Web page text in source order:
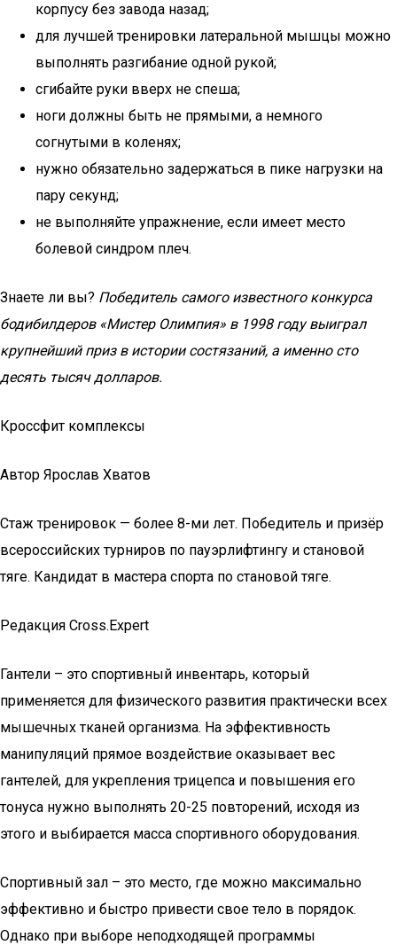
корпусу без завода назад;
для лучшей тренировки латеральной мышцы можно
выполнять разгибание одной рукой;
сгибайте руки вверх не спеша;
ноги должны быть не прямыми, а немного
согнутыми в коленях;
нужно обязательно задержаться в пике нагрузки на
пару секунд;
не выполняйте упражнение, если имеет место
болевой синдром плеч.
Знаете ли вы? Победитель самого известного конкурса
бодибилдеров «Мистер Олимпия» в 1998 году выиграл
крупнейший приз в истории состязаний, а именно сто
десять тысяч долларов.
Кроссфит комплексы
Автор Ярослав Хватов
Стаж тренировок — более 8-ми лет. Победитель и призёр
всероссийских турниров по пауэрлифтингу и становой
тяге. Кандидат в мастера спорта по становой тяге.
Редакция Cross.Expert
Гантели – это спортивный инвентарь, который
применяется для физического развития практически всех
мышечных тканей организма. На эффективность
манипуляций прямое воздействие оказывает вес
гантелей, для укрепления трицепса и повышения его
тонуса нужно выполнять 20-25 повторений, исходя из
этого и выбирается масса спортивного оборудования.
Спортивный зал – это место, где можно максимально
эффективно и быстро привести свое тело в порядок.
Однако при выборе неподходящей программы